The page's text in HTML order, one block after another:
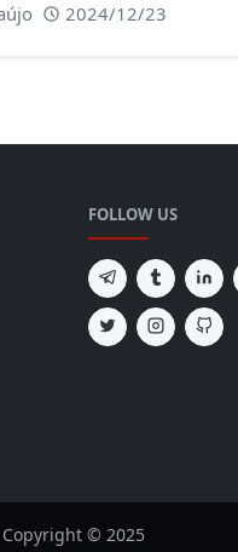
2024/12/23
FOLLOW US
Copyright © 2025